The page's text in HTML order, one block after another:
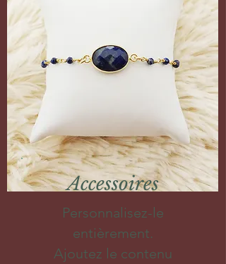
Accessoires
Personnalisez-le
entièrement.
Ajoutez le contenu